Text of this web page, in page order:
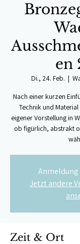
en
Di., 24. Feb.
  |
Nach einer kurzen
Technik und
eigener Vorstellung in
ob figürlich, abstrakt
Anmeldung
Jetzt andere
Zeit & Ort